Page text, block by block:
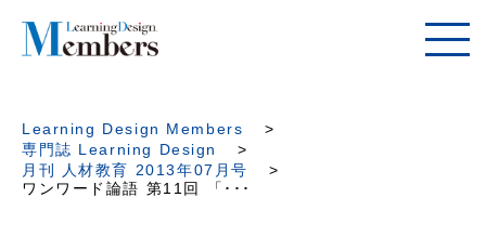
Learning Design Members
専門誌 Learning Design
月刊 人材教育 2013年07月号
ワンワード論語 第11回 「･･･